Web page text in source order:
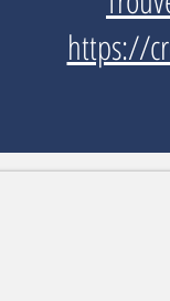
https://